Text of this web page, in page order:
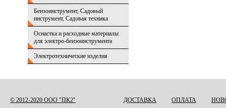
Бензоинструмент, Садовый
инструмент, Садовая техника
Оснастка и расходные материалы
для электро-бензоинструмента
Электротехнические изделия
© 2012-2020 ООО "ПК2" ДОСТАВКА ОПЛАТА